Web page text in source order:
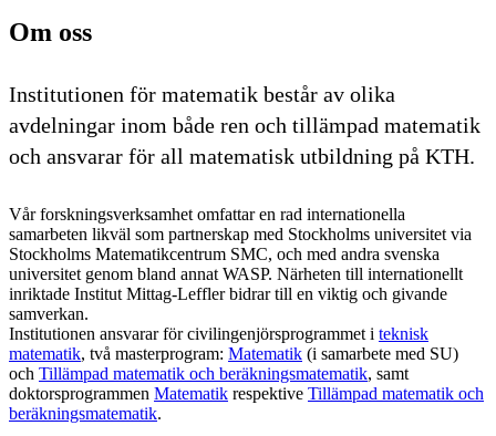
Om oss
Institutionen för matematik består av olika
avdelningar inom både ren och tillämpad matematik
och ansvarar för all matematisk utbildning på KTH.
Vår forskningsverksamhet omfattar en rad internationella
samarbeten likväl som partnerskap med Stockholms universitet via
Stockholms Matematikcentrum SMC, och med andra svenska
universitet genom bland annat WASP. Närheten till internationellt
inriktade Institut Mittag-Leffler bidrar till en viktig och givande
samverkan.
Institutionen ansvarar för civilingenjörsprogrammet i teknisk
matematik, två masterprogram: Matematik (i samarbete med SU)
och Tillämpad matematik och beräkningsmatematik, samt
doktorsprogrammen Matematik respektive Tillämpad matematik och
beräkningsmatematik.